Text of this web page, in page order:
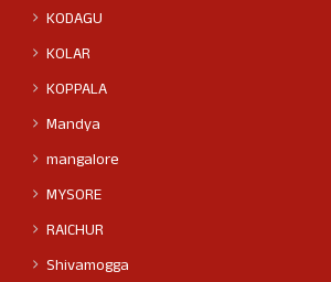
KODAGU
KOLAR
KOPPALA
Mandya
mangalore
MYSORE
RAICHUR
Shivamogga